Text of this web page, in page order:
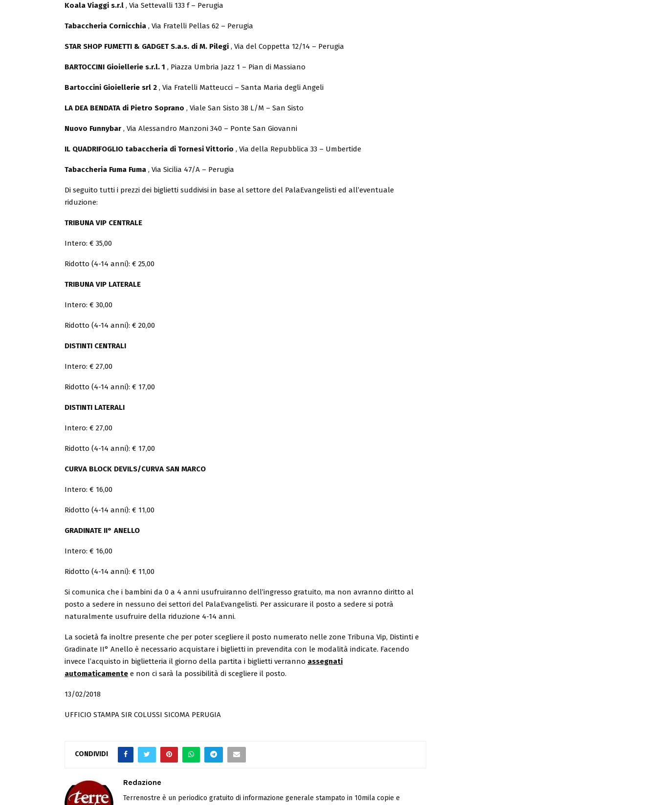
Koala Viaggi s.r.l , Via Settevalli 133 f – Perugia
Tabaccheria Cornicchia , Via Fratelli Pellas 62 – Perugia
STAR SHOP FUMETTI & GADGET S.a.s. di M. Pilegi , Via del Coppetta 12/14 – Perugia
BARTOCCINI Gioiellerie s.r.l. 1 , Piazza Umbria Jazz 1 – Pian di Massiano
Bartoccini Gioiellerie srl 2 , Via Fratelli Matteucci – Santa Maria degli Angeli
LA DEA BENDATA di Pietro Soprano , Viale San Sisto 38 L/M – San Sisto
Nuovo Funnybar , Via Alessandro Manzoni 340 – Ponte San Giovanni
IL QUADRIFOGLIO tabaccheria di Tornesi Vittorio , Via della Repubblica 33 – Umbertide
Tabaccheria Fuma Fuma , Via Sicilia 47/A – Perugia
Di seguito tutti i prezzi dei biglietti suddivisi in base al settore del PalaEvangelisti ed all’eventuale
riduzione:
TRIBUNA VIP CENTRALE
Intero: € 35,00
Ridotto (4-14 anni): € 25,00
TRIBUNA VIP LATERALE
Intero: € 30,00
Ridotto (4-14 anni): € 20,00
DISTINTI CENTRALI
Intero: € 27,00
Ridotto (4-14 anni): € 17,00
DISTINTI LATERALI
Intero: € 27,00
Ridotto (4-14 anni): € 17,00
CURVA BLOCK DEVILS/CURVA SAN MARCO
Intero: € 16,00
Ridotto (4-14 anni): € 11,00
GRADINATE II° ANELLO
Intero: € 16,00
Ridotto (4-14 anni): € 11,00
Si comunica che i bambini da 0 a 4 anni usufruiranno dell’ingresso gratuito, ma non avranno diritto al
posto a sedere in nessuno dei settori del PalaEvangelisti. Per assicurare il posto a sedere si potrà
naturalmente usufruire della riduzione 4-14 anni.
La società fa inoltre presente che per poter scegliere il posto numerato nelle zone Tribuna Vip, Distinti e
Gradinate II° Anello è necessario acquistare i biglietti in prevendita con le modalità indicate. Facendo
invece l’acquisto in biglietteria il giorno della partita i biglietti verranno assegnati
automaticamente e non ci sarà la possibilità di scegliere il posto.
13/02/2018
UFFICIO STAMPA SIR COLUSSI SICOMA PERUGIA
CONDIVIDI
Redazione
Terrenostre è un periodico gratuito di informazione generale stampato in 10mila copie e